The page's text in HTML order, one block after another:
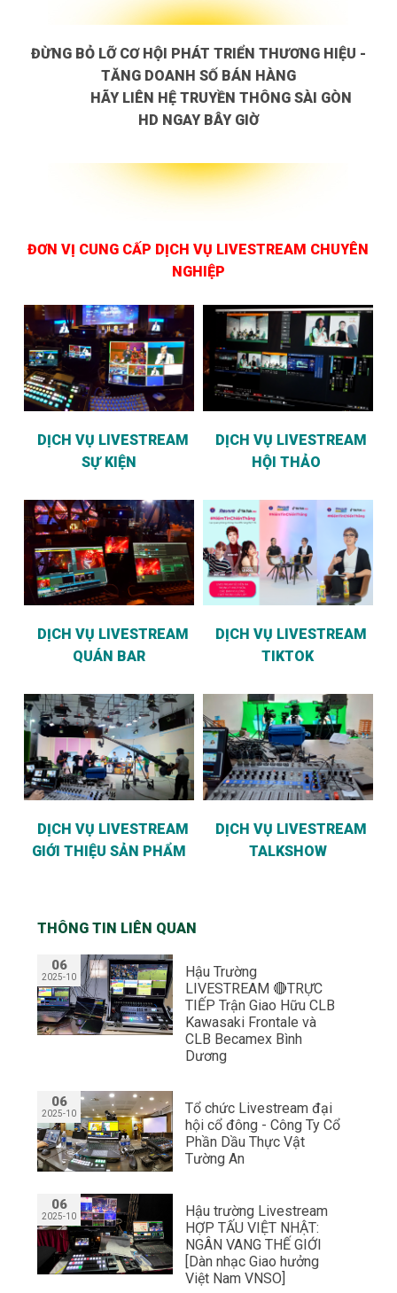
ĐỪNG BỎ LỠ CƠ HỘI PHÁT TRIỂN THƯƠNG HIỆU -
TĂNG DOANH SỐ BÁN HÀNG
HÃY LIÊN HỆ TRUYỀN THÔNG SÀI GÒN
HD NGAY BÂY GIỜ
ĐƠN VỊ CUNG CẤP DỊCH VỤ LIVESTREAM CHUYÊN
NGHIỆP
DỊCH VỤ LIVESTREAM
SỰ KIỆN
DỊCH VỤ LIVESTREAM
HỘI THẢO
DỊCH VỤ LIVESTREAM
QUÁN BAR
DỊCH VỤ LIVESTREAM
TIKTOK
DỊCH VỤ LIVESTREAM
GIỚI THIỆU SẢN PHẨM
DỊCH VỤ LIVESTREAM
TALKSHOW
THÔNG TIN LIÊN QUAN
06
2025-10
Hậu Trường
LIVESTREAM 🔴TRỰC
TIẾP Trận Giao Hữu CLB
Kawasaki Frontale và
CLB Becamex Bình
Dương
06
2025-10
Tổ chức Livestream đại
hội cổ đông - Công Ty Cổ
Phần Dầu Thực Vật
Tường An
06
2025-10
Hậu trường Livestream
HỢP TẤU VIỆT NHẬT:
NGÂN VANG THẾ GIỚI
[Dàn nhạc Giao hưởng
Việt Nam VNSO]